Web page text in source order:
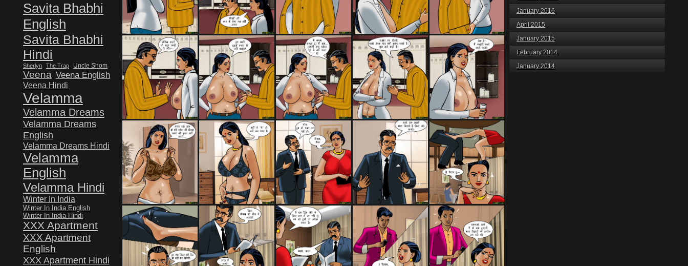
Savita Bhabhi
English
Savita Bhabhi
Hindi
Sherlyn The Trap Uncle Shom
Veena Veena English
Veena Hindi
Velamma
Velamma Dreams
Velamma Dreams
English
Velamma Dreams Hindi
Velamma
English
Velamma Hindi
Winter In India
Winter In India English
Winter In India Hindi
XXX Apartment
XXX Apartment
English
XXX Apartment Hindi
January 2016
April 2015
January 2015
February 2014
January 2014